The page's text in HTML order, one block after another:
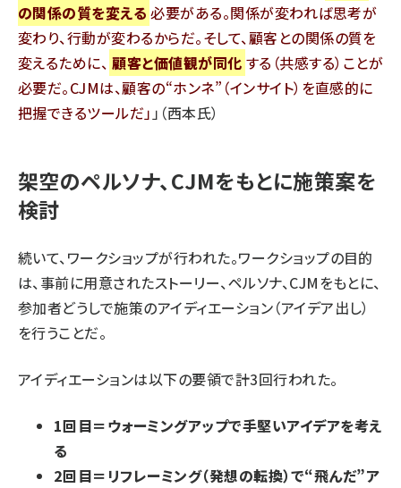
の関係の質を変える 必要がある。関係が変われば思考が
変わり、行動が変わるからだ。そして、顧客との関係の質を
変えるために、 顧客と価値観が同化 する（共感する）ことが
必要だ。CJMは、顧客の“ホンネ”（インサイト）を直感的に
把握できるツールだ 」（西本氏）
架空のペルソナ、CJMをもとに施策案を
検討
続いて、ワークショップが行われた。ワークショップの目的
は、事前に用意されたストーリー、ペルソナ、CJMをもとに、
参加者どうしで施策のアイディエーション（アイデア出し）
を行うことだ。
アイディエーションは以下の要領で計3回行われた。
1回目＝ウォーミングアップで手堅いアイデアを考え
る
2回目＝リフレーミング（発想の転換）で“飛んだ”ア